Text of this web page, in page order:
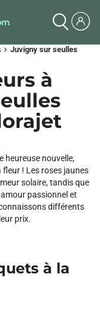
chevron_right Juvigny sur seulles
à
heureuse nouvelle,
! Les roses jaunes
solaire, tandis que
passionnel et
différents
prix.
à la